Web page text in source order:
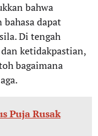
bahwa
bahasa dapat
Di tengah
ketidakpastian,
bagaimana
Puja Rusak